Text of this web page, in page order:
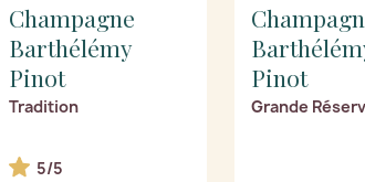
Champagne
Barthélémy
Pinot
Tradition
5/5
Pinot
Grande